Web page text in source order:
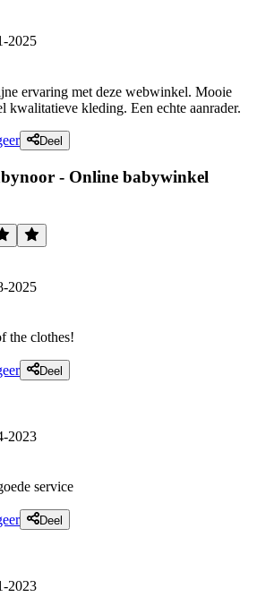
2025
ervaring met deze webwinkel. Mooie
kwalitatieve kleding. Een echte aanrader.
Deel
- Online babywinkel
2025
the clothes!
Deel
2023
service
Deel
2023